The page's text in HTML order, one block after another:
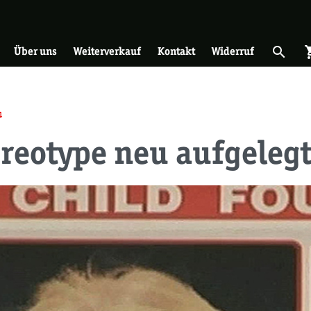
Über uns Weiterverkauf Kontakt Widerruf Suche
search
neu aufgelegt